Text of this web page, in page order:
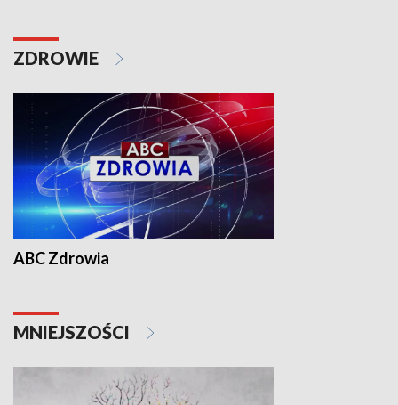
ZDROWIE
ABC Zdrowia
MNIEJSZOŚCI